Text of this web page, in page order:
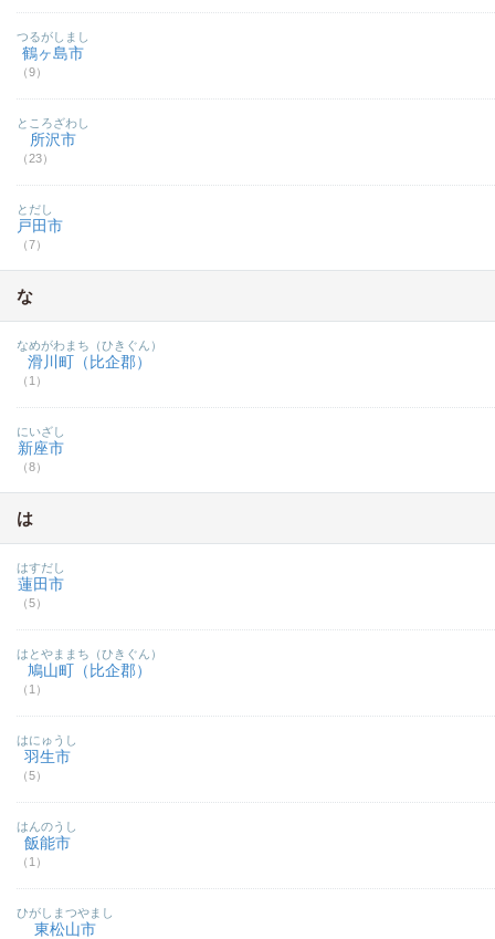
鶴ヶ島市
（9）
つるがしまし
所沢市
（23）
ところざわし
戸田市
（7）
とだし
な
滑川町（比企郡）
（1）
なめがわまち（ひきぐん）
新座市
（8）
にいざし
は
蓮田市
（5）
はすだし
鳩山町（比企郡）
（1）
はとやままち（ひきぐん）
羽生市
（5）
はにゅうし
飯能市
（1）
はんのうし
東松山市
ひがしまつやまし